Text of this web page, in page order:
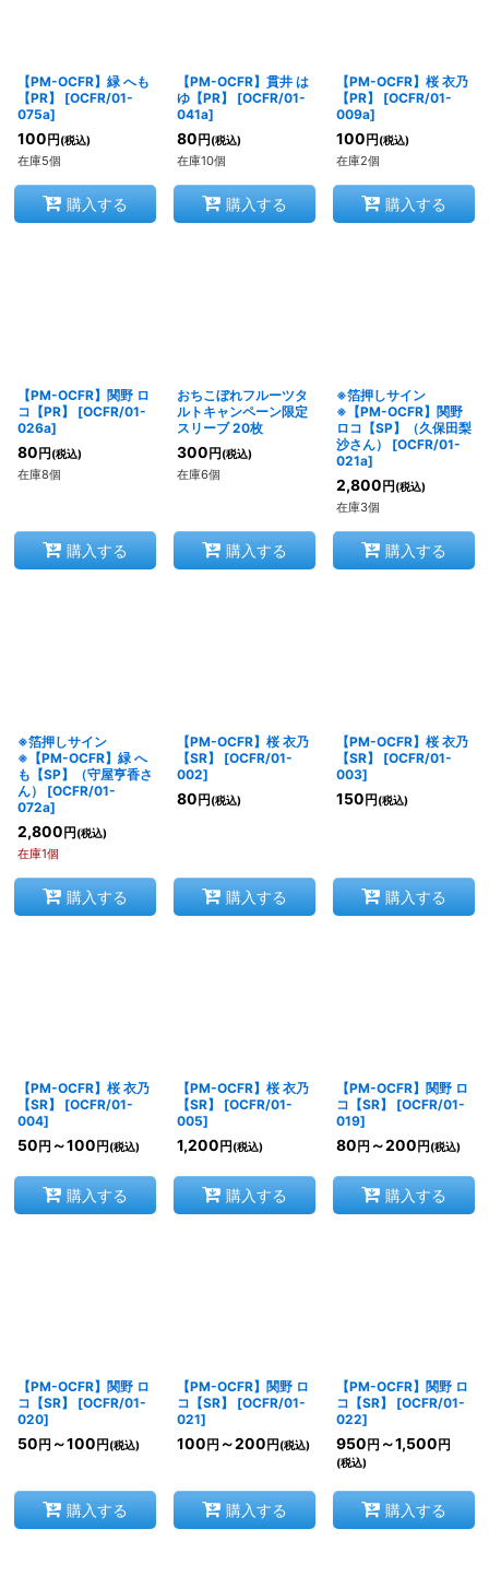
【PM-OCFR】緑 へも
【PR】
[OCFR/01-
075a]
100 円 (税込)
在庫5個
購入する
【PM-OCFR】貫井 は
ゆ【PR】
[OCFR/01-
041a]
80 円 (税込)
在庫10個
購入する
【PM-OCFR】桜 衣乃
【PR】
[OCFR/01-
009a]
100 円 (税込)
在庫2個
購入する
【PM-OCFR】関野 ロ
コ【PR】
[OCFR/01-
026a]
80 円 (税込)
在庫8個
購入する
おちこぼれフルーツタ
ルトキャンペーン限定
スリーブ 20枚
300 円 (税込)
在庫6個
購入する
※箔押しサイン
※【PM-OCFR】関野
ロコ【SP】（久保田梨
沙さん）
[OCFR/01-
021a]
2,800 円 (税込)
在庫3個
購入する
※箔押しサイン
※【PM-OCFR】緑 へ
も【SP】（守屋亨香さ
ん）
[OCFR/01-
072a]
2,800 円 (税込)
在庫1個
購入する
【PM-OCFR】桜 衣乃
【SR】
[OCFR/01-
002]
80 円 (税込)
購入する
【PM-OCFR】桜 衣乃
【SR】
[OCFR/01-
003]
150 円 (税込)
購入する
【PM-OCFR】桜 衣乃
【SR】
[OCFR/01-
004]
50 円 ～100 円 (税込)
購入する
【PM-OCFR】桜 衣乃
【SR】
[OCFR/01-
005]
1,200 円 (税込)
購入する
【PM-OCFR】関野 ロ
コ【SR】
[OCFR/01-
019]
80 円 ～200 円 (税込)
購入する
【PM-OCFR】関野 ロ
コ【SR】
[OCFR/01-
020]
50 円 ～100 円 (税込)
購入する
【PM-OCFR】関野 ロ
コ【SR】
[OCFR/01-
021]
100 円 ～200 円 (税込)
購入する
【PM-OCFR】関野 ロ
コ【SR】
[OCFR/01-
022]
950 円 ～1,500 円
(税込)
購入する